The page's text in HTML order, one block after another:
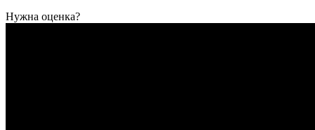
Нужна оценка?